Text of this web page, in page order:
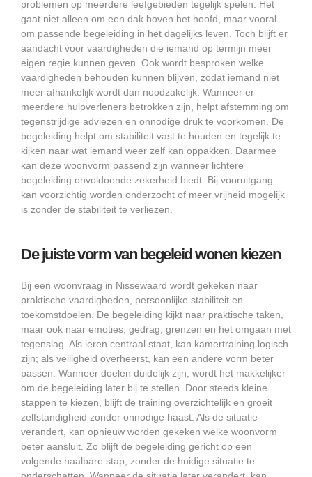
problemen op meerdere leefgebieden tegelijk spelen. Het
gaat niet alleen om een dak boven het hoofd, maar vooral
om passende begeleiding in het dagelijks leven. Toch blijft er
aandacht voor vaardigheden die iemand op termijn meer
eigen regie kunnen geven. Ook wordt besproken welke
vaardigheden behouden kunnen blijven, zodat iemand niet
meer afhankelijk wordt dan noodzakelijk. Wanneer er
meerdere hulpverleners betrokken zijn, helpt afstemming om
tegenstrijdige adviezen en onnodige druk te voorkomen. De
begeleiding helpt om stabiliteit vast te houden en tegelijk te
kijken naar wat iemand weer zelf kan oppakken. Daarmee
kan deze woonvorm passend zijn wanneer lichtere
begeleiding onvoldoende zekerheid biedt. Bij vooruitgang
kan voorzichtig worden onderzocht of meer vrijheid mogelijk
is zonder de stabiliteit te verliezen.
De juiste vorm van begeleid wonen kiezen
Bij een woonvraag in Nissewaard wordt gekeken naar
praktische vaardigheden, persoonlijke stabiliteit en
toekomstdoelen. De begeleiding kijkt naar praktische taken,
maar ook naar emoties, gedrag, grenzen en het omgaan met
tegenslag. Als leren centraal staat, kan kamertraining logisch
zijn; als veiligheid overheerst, kan een andere vorm beter
passen. Wanneer doelen duidelijk zijn, wordt het makkelijker
om de begeleiding later bij te stellen. Door steeds kleine
stappen te kiezen, blijft de training overzichtelijk en groeit
zelfstandigheid zonder onnodige haast. Als de situatie
verandert, kan opnieuw worden gekeken welke woonvorm
beter aansluit. Zo blijft de begeleiding gericht op een
volgende haalbare stap, zonder de huidige situatie te